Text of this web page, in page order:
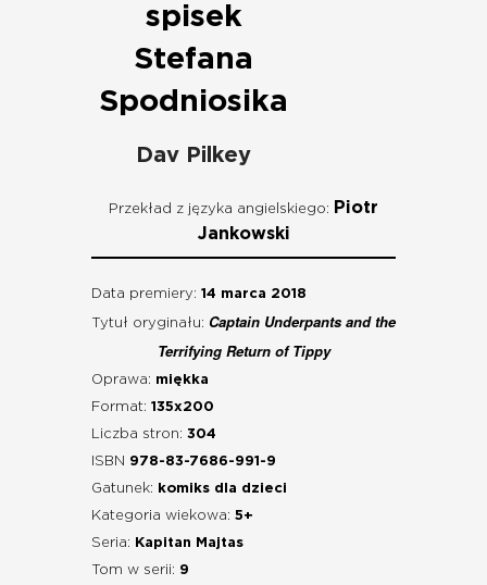
spisek
Stefana
Spodniosika
Dav Pilkey
Przekład z języka angielskiego:
Piotr
Jankowski
Data premiery: 14 marca 2018
Tytuł oryginału: Captain Underpants and the
Terrifying Return of Tippy
Oprawa: miękka
Format: 135x200
Liczba stron: 304
ISBN 978-83-7686-991-9
Gatunek:
komiks dla dzieci
Kategoria wiekowa: 5+
Seria:
Kapitan Majtas
Tom w serii: 9